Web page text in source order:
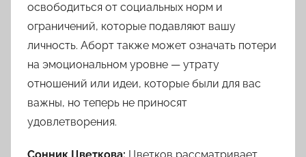
освободиться от социальных норм и
ограничений, которые подавляют вашу
личность. Аборт также может означать потери
на эмоциональном уровне — утрату
отношений или идеи, которые были для вас
важны, но теперь не приносят
удовлетворения.